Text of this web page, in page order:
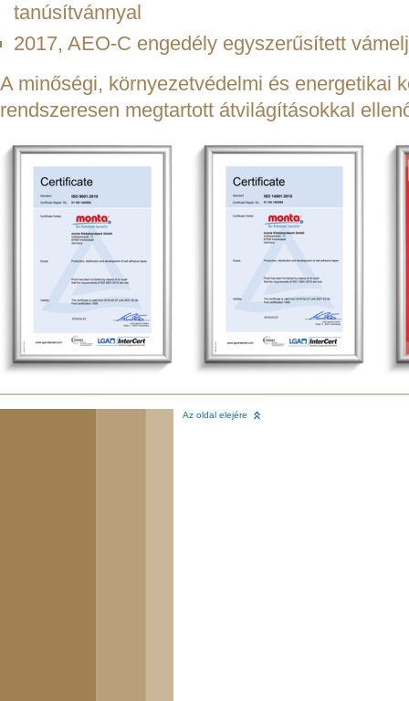
tanúsítvánnyal
2017, AEO-C engedély egyszerűsített
A minőségi, környezetvédelmi és energetikai
rendszeresen megtartott átvilágításokkal
Az oldal elejére